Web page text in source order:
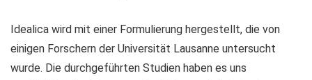
Idealica wird mit einer Formulierung hergestellt, die von
einigen Forschern der Universität Lausanne untersucht
wurde. Die durchgeführten Studien haben es uns